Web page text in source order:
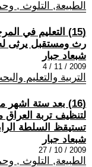
الطبيعة, التلوث ,
(15) التعليم في
رث ومستقبل يرثى
شبعاد جبار
2009 / 11 / 4
التربية والتعليم
(16) بعد ستة
لتنظيف تربة
تستيقظ السلطة
شبعاد جبار
2009 / 10 / 27
الطبيعة, التلوث ,